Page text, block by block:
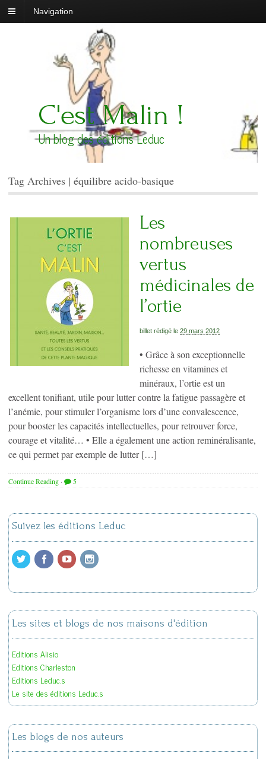
Navigation
C'est Malin !
Un blog des éditions Leduc
Tag Archives | équilibre acido-basique
Les
nombreuses
vertus
médicinales de
l’ortie
billet rédigé le 29 mars 2012
• Grâce à son exceptionnelle
richesse en vitamines et
minéraux, l’ortie est un
excellent tonifiant, utile pour lutter contre la fatigue passagère et
l’anémie, pour stimuler l’organisme lors d’une convalescence,
pour booster les capacités intellectuelles, pour retrouver force,
courage et vitalité… • Elle a également une action reminéralisante,
ce qui permet par exemple de lutter […]
Continue Reading · 5
Suivez les éditions Leduc
Les sites et blogs de nos maisons d'édition
Editions Alisio
Editions Charleston
Editions Leduc.s
Le site des éditions Leduc.s
Les blogs de nos auteurs